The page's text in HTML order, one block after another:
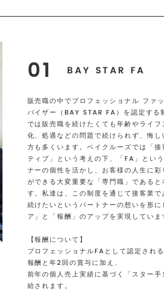
01 BAY STAR FA
販売職の中でプロフェッショナル ファ
バイザー（BAY STAR FA）を認定する
では販売職を続けたくても年齢やライフ
化、処遇などの問題で続けられず、悔し
方も多くいます。ベイクルーズでは「接
ティブ」という考えの下、「FA」とい
ナーの個性を活かし、お客様の人生に彩
ができる大変重要な「専門職」であると
す。私達は、この制度を通じて接客業で
続けたいというパートナーの想いを形に
ア」と「報酬」のアップを実現していま
【報酬について】
プロフェッショナルFAとして認定され
報酬と年2回の賞与に加え、
前年の個人売上実績に基づく「スター手
給されます。